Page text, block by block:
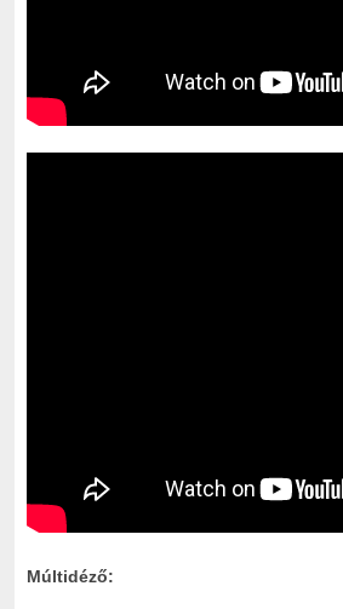
Múltidéző: